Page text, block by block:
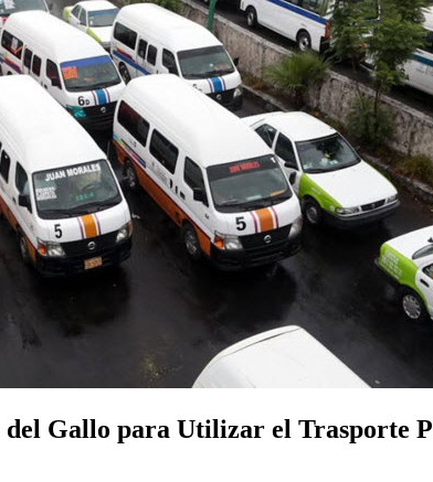
del Gallo para Utilizar el Trasporte